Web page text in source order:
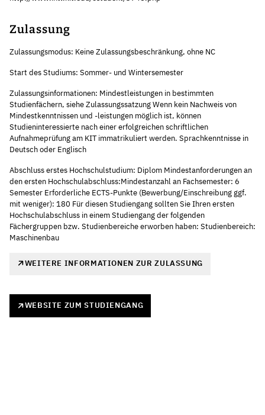
Zulassung
Zulassungsmodus: Keine Zulassungsbeschränkung, ohne NC
Start des Studiums: Sommer- und Wintersemester
Zulassungsinformationen: Mindestleistungen in bestimmten
Studienfächern, siehe Zulassungssatzung Wenn kein Nachweis von
Mindestkenntnissen und -leistungen möglich ist, können
Studieninteressierte nach einer erfolgreichen schriftlichen
Aufnahmeprüfung am KIT immatrikuliert werden. Sprachkenntnisse in
Deutsch oder Englisch
Abschluss erstes Hochschulstudium: Diplom Mindestanforderungen an
den ersten Hochschulabschluss:Mindestanzahl an Fachsemester: 6
Semester Erforderliche ECTS-Punkte (Bewerbung/Einschreibung ggf.
mit weniger): 180 Für diesen Studiengang sollten Sie Ihren ersten
Hochschulabschluss in einem Studiengang der folgenden
Fächergruppen bzw. Studienbereiche erworben haben: Studienbereich:
Maschinenbau
WEITERE INFORMATIONEN ZUR ZULASSUNG
WEBSITE ZUM STUDIENGANG